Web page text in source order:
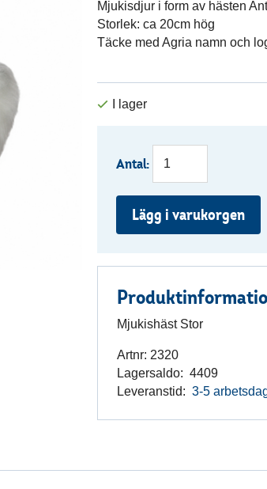
Mjukisdjur i form av hästen
Storlek: ca 20cm hög
Täcke med Agria namn och
Antal:
Lägg i varukorgen
Mjukishäst Stor
Artnr: 2320
Lagersaldo: 4409
Leveranstid: 3-5